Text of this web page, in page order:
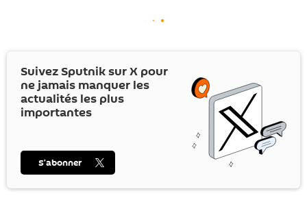
Suivez Sputnik surX pour
ne jamais manquer les
actualités les plus
importantes
S’abonner